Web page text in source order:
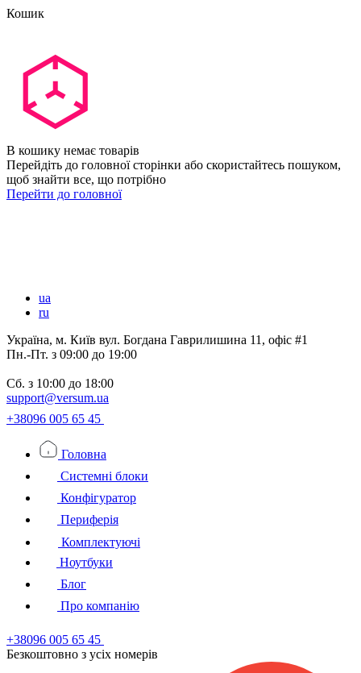
Кошик
В кошику немає товарів
Перейдіть до головної сторінки або скористайтесь пошуком,
щоб знайти все, що потрібно
Перейти до головної
ua
ru
Україна, м. Київ вул. Богдана Гаврилишина 11, офіс #1
Пн.-Пт. з 09:00 до 19:00
Сб. з 10:00 до 18:00
support@versum.ua
+38096 005 65 45
Головна
Системні блоки
Конфігуратор
Периферія
Комплектуючі
Ноутбуки
Блог
Про компанію
+38096 005 65 45
Безкоштовно з усiх номерiв